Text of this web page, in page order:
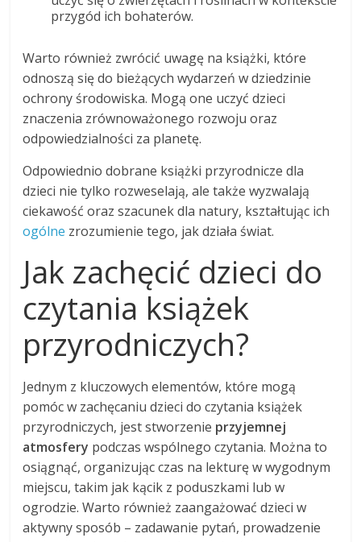
przygód ich bohaterów.
Warto również zwrócić uwagę na książki, które
odnoszą się do bieżących wydarzeń w dziedzinie
ochrony środowiska. Mogą one uczyć dzieci
znaczenia zrównoważonego rozwoju oraz
odpowiedzialności za planetę.
Odpowiednio dobrane książki przyrodnicze dla
dzieci nie tylko rozweselają, ale także wyzwalają
ciekawość oraz szacunek dla natury, kształtując ich
ogólne zrozumienie tego, jak działa świat.
Jak zachęcić dzieci do
czytania książek
przyrodniczych?
Jednym z kluczowych elementów, które mogą
pomóc w zachęcaniu dzieci do czytania książek
przyrodniczych, jest stworzenie przyjemnej
atmosfery podczas wspólnego czytania. Można to
osiągnąć, organizując czas na lekturę w wygodnym
miejscu, takim jak kącik z poduszkami lub w
ogrodzie. Warto również zaangażować dzieci w
aktywny sposób – zadawanie pytań, prowadzenie